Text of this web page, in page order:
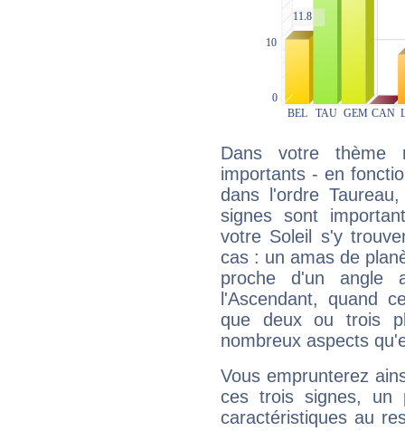
Dans votre thème
importants - en
dans l'ordre
signes sont
votre Soleil s'y
cas : un amas de
proche d'un
l'Ascendant, quand
que deux ou trois
nombreux aspects
Vous emprunterez
ces trois signes, un
caractéristiques au